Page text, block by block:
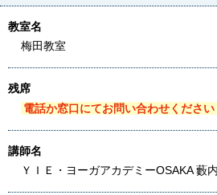
教室名
梅田教室
残席
電話か窓口にてお問い合わせください
講師名
ＹＩＥ・ヨーガアカデミーOSAKA 藪